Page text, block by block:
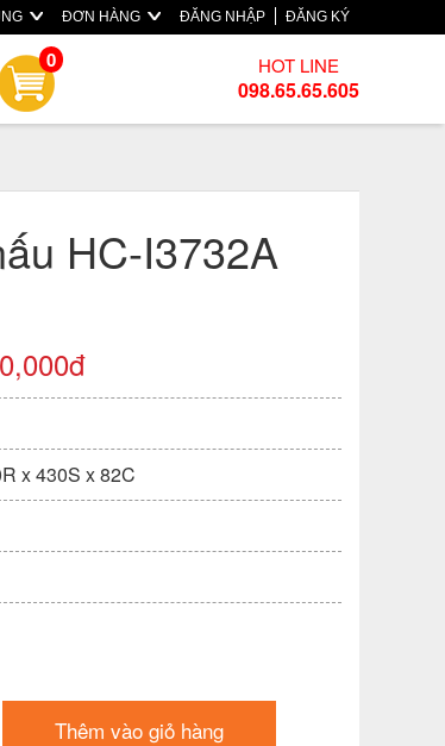
ĐƠN HÀNG ĐĂNG NHẬP ĐĂNG KÝ
0 HOT LINE
098.65.65.605
HC-I3732A
x 430S x 82C
Thêm vào giỏ hàng